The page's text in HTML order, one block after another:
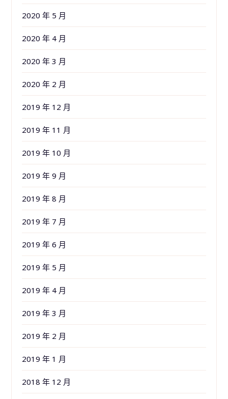
2020 年 5 月
2020 年 4 月
2020 年 3 月
2020 年 2 月
2019 年 12 月
2019 年 11 月
2019 年 10 月
2019 年 9 月
2019 年 8 月
2019 年 7 月
2019 年 6 月
2019 年 5 月
2019 年 4 月
2019 年 3 月
2019 年 2 月
2019 年 1 月
2018 年 12 月